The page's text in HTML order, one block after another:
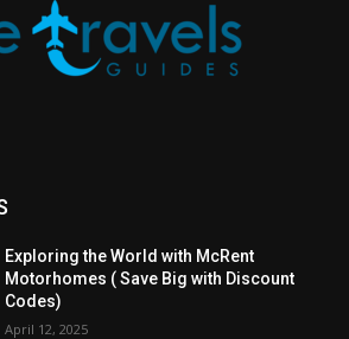
Exploring the World with McRent
Motorhomes ( Save Big with Discount
Codes)
April 12, 2025